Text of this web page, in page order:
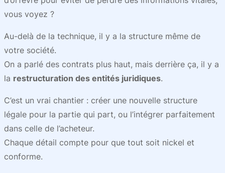
vous voyez ?
Au-delà de la technique, il y a la structure même de
votre société.
On a parlé des contrats plus haut, mais derrière ça, il y a
la restructuration des entités juridiques.
C’est un vrai chantier : créer une nouvelle structure
légale pour la partie qui part, ou l’intégrer parfaitement
dans celle de l’acheteur.
Chaque détail compte pour que tout soit nickel et
conforme.